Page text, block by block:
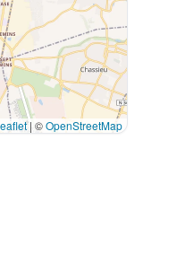
| ©OpenStreetMap